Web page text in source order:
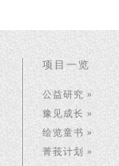
项目一览
公益研究 »
豫见成长 »
绘览童书 »
菁莪计划 »